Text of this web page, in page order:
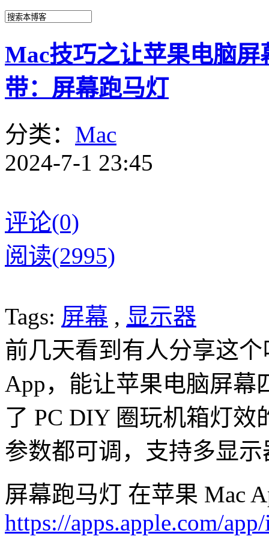
Mac技巧之让苹果电脑
带：屏幕跑马灯
分类： Mac
2024-7-1 23:45
评论(0)
阅读(2995)
Tags: 屏幕 , 显示器
前几天看到有人分享这
App，能让苹果电脑屏幕
了 PC DIY 圈玩机箱灯
参数都可调，支持多显示
屏幕跑马灯 在苹果 Mac
https://apps.apple.com/